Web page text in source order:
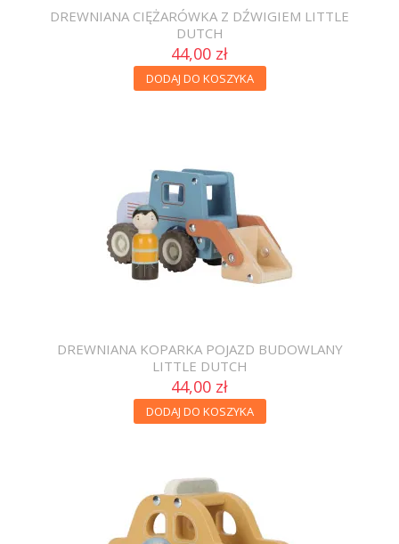
DREWNIANA CIĘŻARÓWKA Z DŹWIGIEM LITTLE
DUTCH
44,00 zł
DODAJ DO KOSZYKA
DREWNIANA KOPARKA POJAZD BUDOWLANY
LITTLE DUTCH
44,00 zł
DODAJ DO KOSZYKA